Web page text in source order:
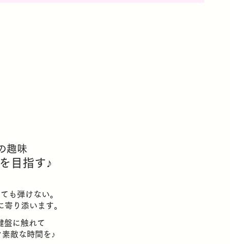
趣味
目指す♪
も弾けない。
寄り添います。
盤に触れて
素敵な時間を♪